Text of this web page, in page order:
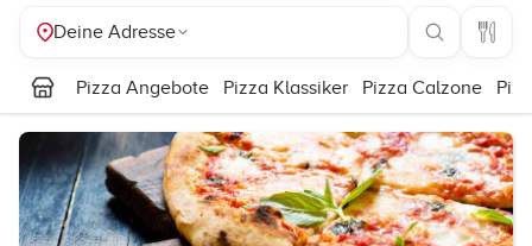
Deine Adresse
Pizza Angebote Pizza Klassiker Pizza Calzone